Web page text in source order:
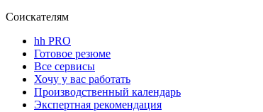
Соискателям
hh PRO
Готовое резюме
Все сервисы
Хочу у вас работать
Производственный календарь
Экспертная рекомендация